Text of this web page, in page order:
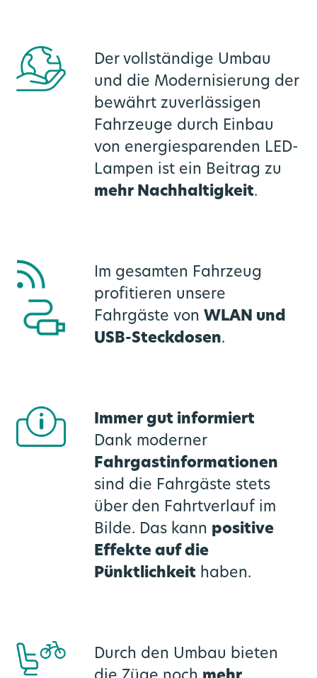
Der vollständige Umbau
und die Modernisierung der
bewährt zuverlässigen
Fahrzeuge durch Einbau
von energiesparenden LED-
Lampen ist ein Beitrag zu
mehr Nachhaltigkeit.
Im gesamten Fahrzeug
profitieren unsere
Fahrgäste von WLAN und
USB-Steckdosen.
Immer gut informiert
Dank moderner
Fahrgastinformationen
sind die Fahrgäste stets
über den Fahrtverlauf im
Bilde. Das kann positive
Effekte auf die
Pünktlichkeit haben.
Durch den Umbau bieten